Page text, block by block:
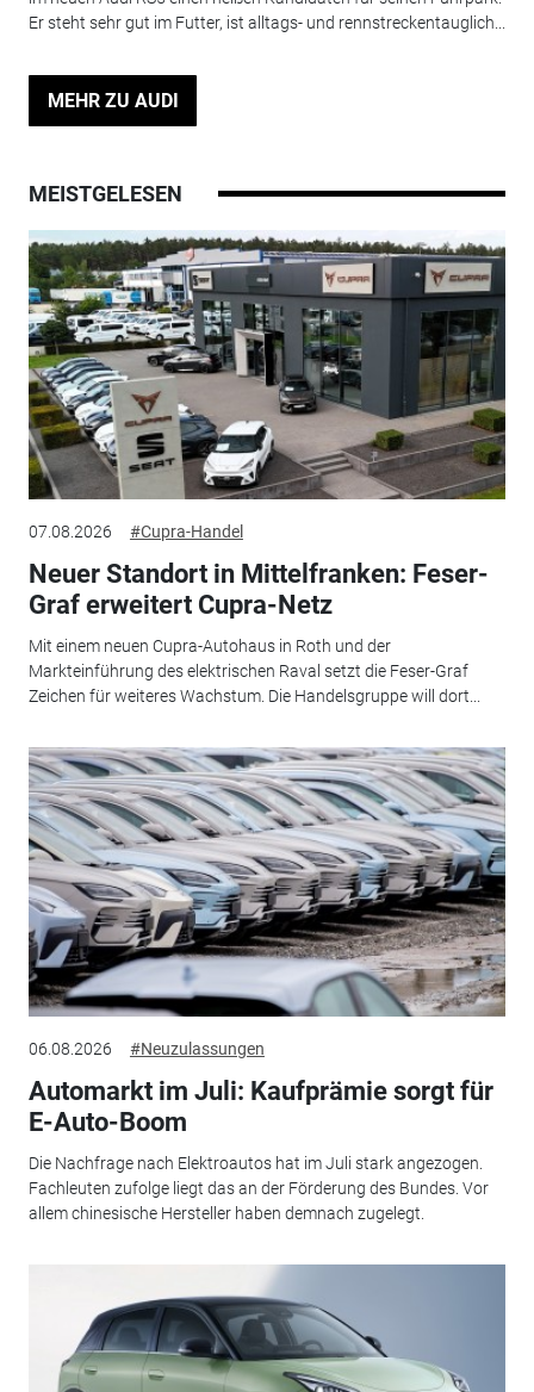
Er steht sehr gut im Futter, ist alltags- und rennstreckentauglich...
MEHR ZU AUDI
MEISTGELESEN
07.08.2026 #Cupra-Handel
Neuer Standort in Mittelfranken: Feser-
Graf erweitert Cupra-Netz
Mit einem neuen Cupra-Autohaus in Roth und der
Markteinführung des elektrischen Raval setzt die Feser-Graf
Zeichen für weiteres Wachstum. Die Handelsgruppe will dort...
06.08.2026 #Neuzulassungen
Automarkt im Juli: Kaufprämie sorgt für
E-Auto-Boom
Die Nachfrage nach Elektroautos hat im Juli stark angezogen.
Fachleuten zufolge liegt das an der Förderung des Bundes. Vor
allem chinesische Hersteller haben demnach zugelegt.